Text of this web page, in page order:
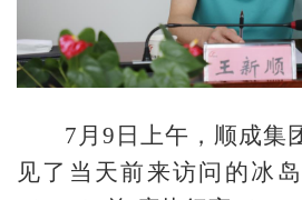
7 月9日上午，顺成集
见了当天前来访问的冰